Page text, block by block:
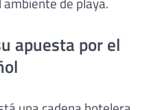
apuesta por el